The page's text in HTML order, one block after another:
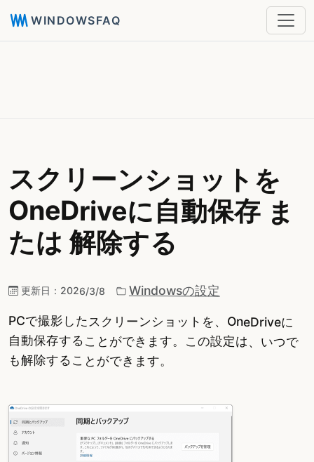
WINDOWSFAQ
スクリーンショットを
OneDriveに自動保存 ま
たは 解除する
更新日： 2026/3/8 Windowsの設定
PCで撮影したスクリーンショットを、OneDriveに
自動保存することができます。この設定は、いつで
も解除することができます。